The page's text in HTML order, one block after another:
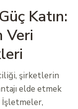
Katın:
Veri
şirketlerin
elde etmek
İşletmeler,